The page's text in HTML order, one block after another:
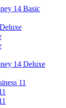
14 Basic
14 Deluxe
11